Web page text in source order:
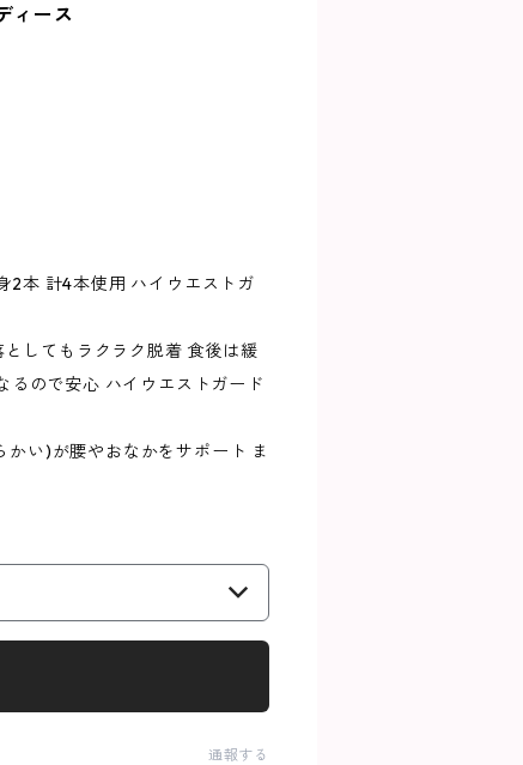
ィース
2本 計4本使用 ハイウエストガ
してもラクラク脱着 食後は緩
るので安心 ハイウエストガード
い)が腰やおなかをサポート ま
通報する